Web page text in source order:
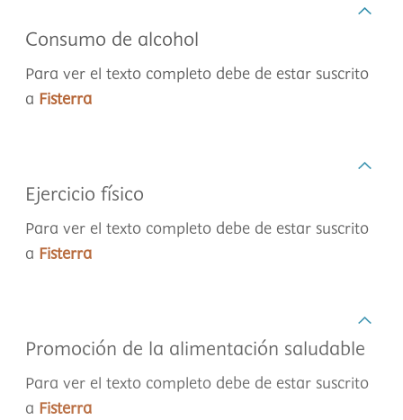
Consumo de alcohol
Para ver el texto completo debe de estar suscrito
a Fisterra
Ejercicio físico
Para ver el texto completo debe de estar suscrito
a Fisterra
Promoción de la alimentación saludable
Para ver el texto completo debe de estar suscrito
a Fisterra